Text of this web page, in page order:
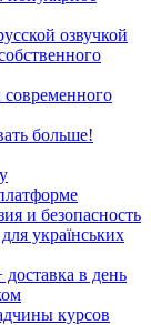
озвучкой
больше!
и безопасность
українських
в день
курсов